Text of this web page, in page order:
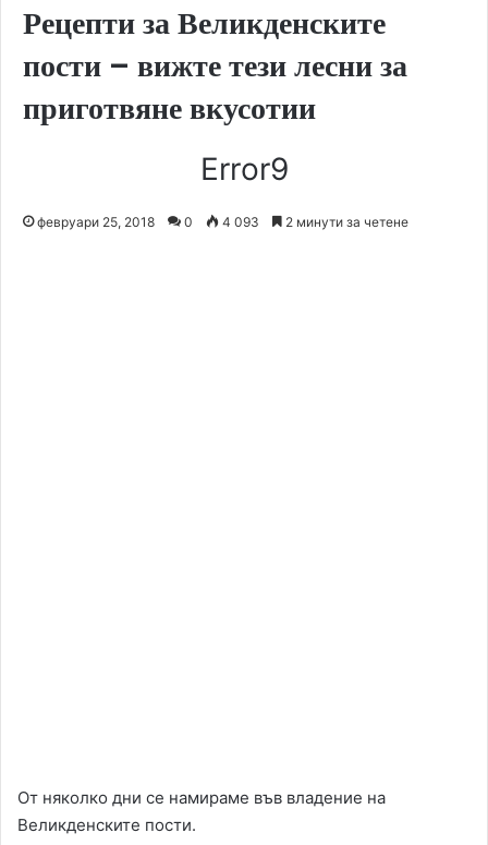
Рецепти за Великденските
пости – вижте тези лесни за
приготвяне вкусотии
Error9
февруари 25, 2018 0 4 093 2 минути за четене
От няколко дни се намираме във владение на
Великденските пости.